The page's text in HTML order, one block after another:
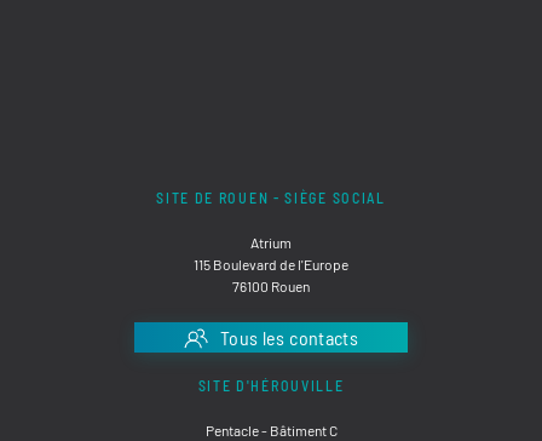
SITE DE ROUEN - SIÈGE SOCIAL
Atrium
115 Boulevard de l'Europe
76100 Rouen
Tous les contacts
SITE D'HÉROUVILLE
Pentacle - Bâtiment C